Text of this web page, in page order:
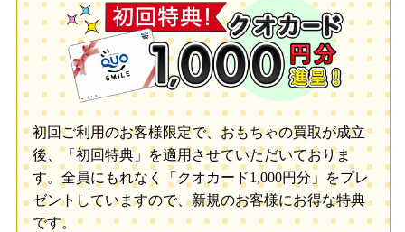
初回ご利用のお客様限定で、おもちゃの買取が成立
後、「初回特典」を適用させていただいておりま
す。全員にもれなく「クオカード1,000円分」をプレ
ゼントしていますので、新規のお客様にお得な特典
です。